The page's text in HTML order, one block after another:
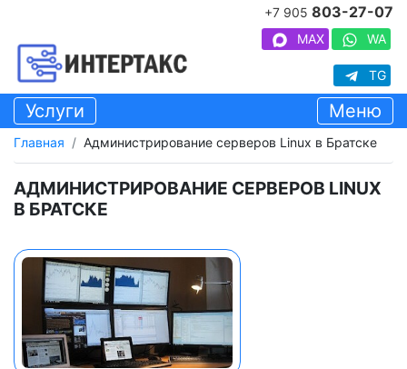
+7 905 803-27-07
MAX WA
TG
Услуги Меню
Главная Администрирование серверов Linux в Братске
АДМИНИСТРИРОВАНИЕ СЕРВЕРОВ LINUX
В БРАТСКЕ